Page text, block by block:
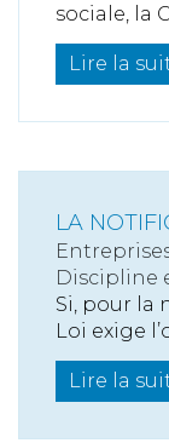
sociale, la
Lire la
LA
Discipline
Si, pour la
Loi exige
Lire la